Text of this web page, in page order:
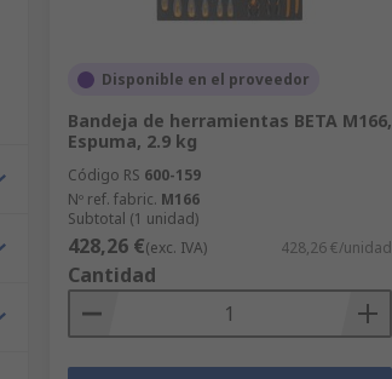
Disponible en el proveedor
Bandeja de herramientas BETA M166,
Espuma, 2.9 kg
Código RS 600-159
Nº ref. fabric. M166
Subtotal (1 unidad)
428,26 €(exc. IVA) 428,26 €/unidad
Cantidad